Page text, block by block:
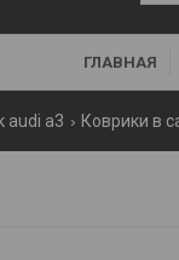
ГЛАВНАЯ
audi a3 Коврики в